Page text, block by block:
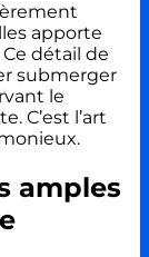
apporte
détail de
submerger
le
C’est l’art
amples